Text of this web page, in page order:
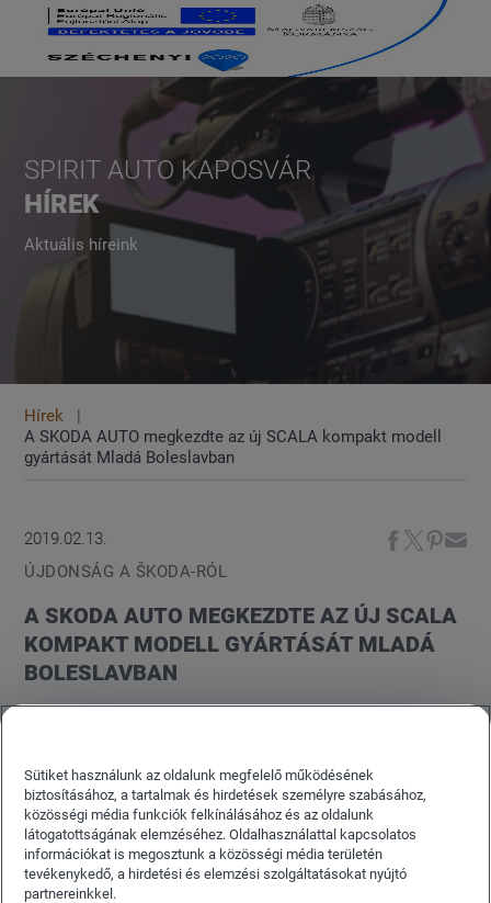
SPIRIT AUTO KAPOSVÁR
HÍREK
Aktuális híreink
Hírek
A SKODA AUTO megkezdte az új SCALA kompakt modell
gyártását Mladá Boleslavban
2019.02.13.
ÚJDONSÁG A ŠKODA-RÓL
A SKODA AUTO MEGKEZDTE AZ ÚJ SCALA
KOMPAKT MODELL GYÁRTÁSÁT MLADÁ
BOLESLAVBAN
teljesen új kompakt modell gyártásának
megkezdésével egy új technológiai fejezet
kezdődött a cseh autógyártó számára: a ŠKODA
SCALA a márka első modellje, amely a Volkswagen-
Csoport MQB-A0 platformján alapul.
Sütiket használunk az oldalunk megfelelő működésének
biztosításához, a tartalmak és hirdetések személyre szabásához,
közösségi média funkciók felkínálásához és az oldalunk
látogatottságának elemzéséhez. Oldalhasználattal kapcsolatos
információkat is megosztunk a közösségi média területén
tevékenykedő, a hirdetési és elemzési szolgáltatásokat nyújtó
partnereinkkel.